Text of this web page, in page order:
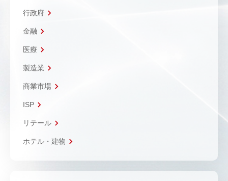
行政府
金融
医療
製造業
商業市場
ISP
リテール
ホテル・建物